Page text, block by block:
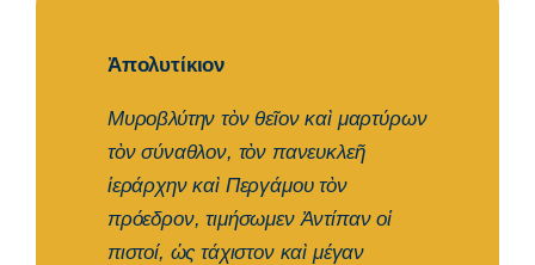
Ἀπολυτίκιον
Μυροβλύτην τὸν θεῖον καὶ μαρτύρων
τὸν σύναθλον, τὸν πανευκλεῆ
ἱεράρχην καὶ Περγάμου τὸν
πρόεδρον, τιμήσωμεν Ἀντίπαν οἱ
πιστοί, ὡς τάχιστον καὶ μέγαν